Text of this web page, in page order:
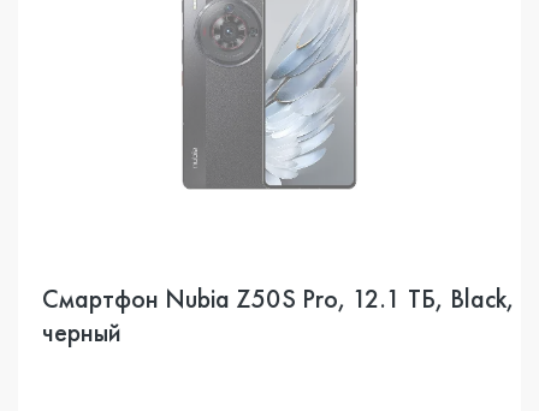
Смартфон Nubia Z50S Pro, 12.1 ТБ, Black,
черный